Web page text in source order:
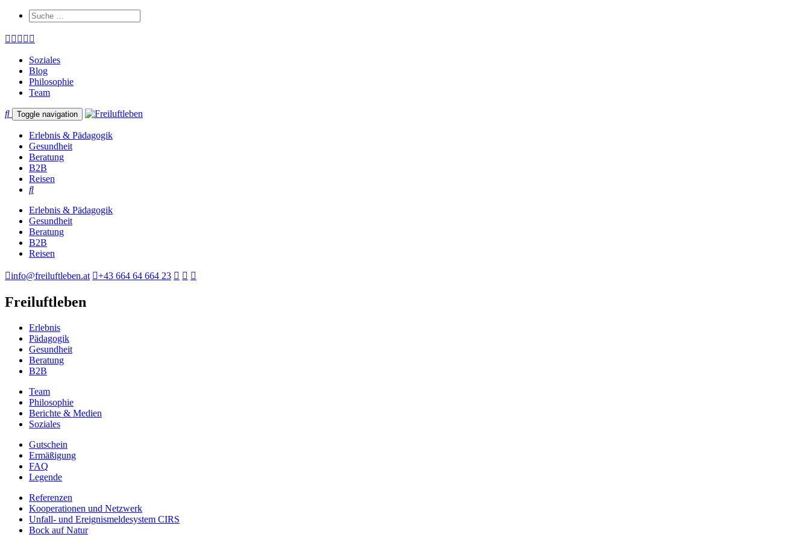
Soziales
Blog
Philosophie
Team
Toggle navigation
Erlebnis & Pädagogik
Gesundheit
Beratung
B2B
Reisen
Erlebnis & Pädagogik
Gesundheit
Beratung
B2B
Reisen
info@freiluftleben.at +43 664 64 664 23
Freiluftleben
Erlebnis
Pädagogik
Gesundheit
Beratung
B2B
Team
Philosophie
Berichte & Medien
Soziales
Gutschein
Ermäßigung
FAQ
Legende
Referenzen
Kooperationen und Netzwerk
Unfall- und Ereignismeldesystem CIRS
Bock auf Natur